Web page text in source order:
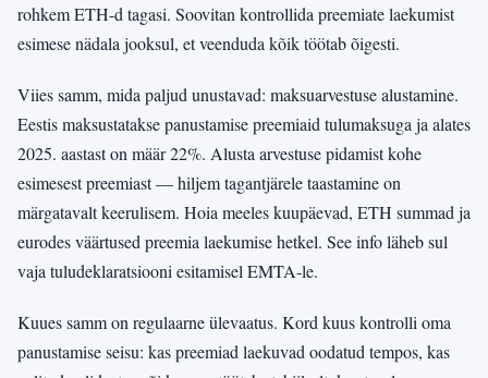
rohkem ETH-d tagasi. Soovitan kontrollida preemiate laekumist
esimese nädala jooksul, et veenduda kõik töötab õigesti.
Viies samm, mida paljud unustavad: maksuarvestuse alustamine.
Eestis maksustatakse panustamise preemiaid tulumaksuga ja alates
2025. aastast on määr 22%. Alusta arvestuse pidamist kohe
esimesest preemiast — hiljem tagantjärele taastamine on
märgatavalt keerulisem. Hoia meeles kuupäevad, ETH summad ja
eurodes väärtused preemia laekumise hetkel. See info läheb sul
vaja tuludeklaratsiooni esitamisel EMTA-le.
Kuues samm on regulaarne ülevaatus. Kord kuus kontrolli oma
panustamise seisu: kas preemiad laekuvad oodatud tempos, kas